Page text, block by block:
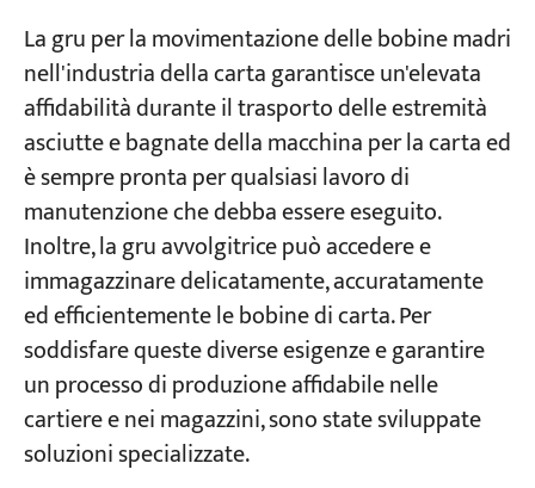
Progetti
Blog
La gru per la movimentazione delle bobine madri
nell'industria della carta garantisce un'elevata
affidabilità durante il trasporto delle estremità
asciutte e bagnate della macchina per la carta ed
è sempre pronta per qualsiasi lavoro di
manutenzione che debba essere eseguito.
Inoltre, la gru avvolgitrice può accedere e
immagazzinare delicatamente, accuratamente
ed efficientemente le bobine di carta. Per
soddisfare queste diverse esigenze e garantire
un processo di produzione affidabile nelle
cartiere e nei magazzini, sono state sviluppate
soluzioni specializzate.